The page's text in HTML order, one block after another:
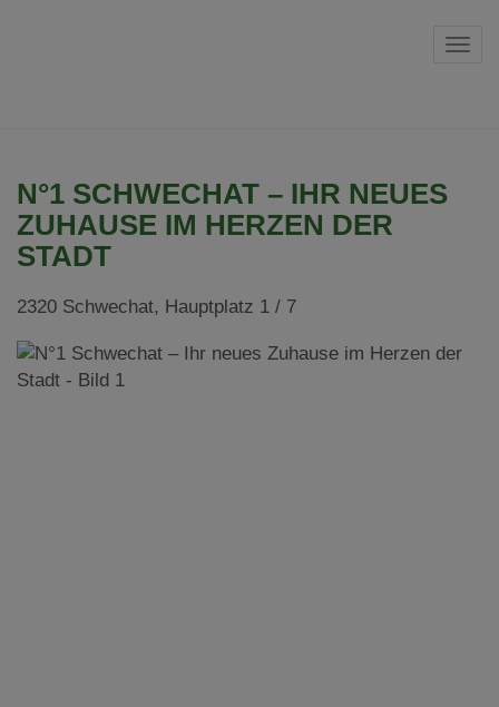
N°1 SCHWECHAT – IHR NEUES
ZUHAUSE IM HERZEN DER
STADT
2320 Schwechat, Hauptplatz 1 / 7